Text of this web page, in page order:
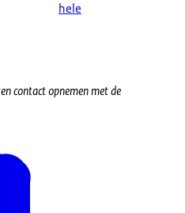
hele
contact opnemen met de